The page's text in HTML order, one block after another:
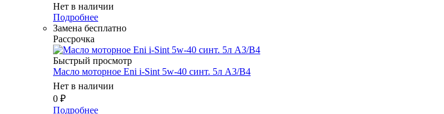
Нет в наличии
Подробнее
Замена бесплатно
Рассрочка
Быстрый просмотр
Масло мотоpное Eni i-Sint 5w-40 синт. 5л A3/B4
Нет в наличии
0 ₽
Подробнее